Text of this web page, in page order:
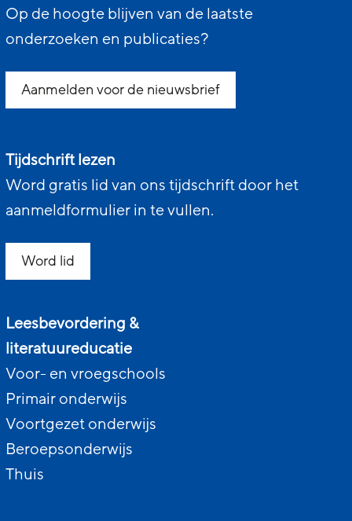
Op de hoogte blijven van de laatste
onderzoeken en publicaties?
Aanmelden voor de nieuwsbrief
Tijdschrift lezen
Word gratis lid van ons tijdschrift door het
aanmeldformulier in te vullen.
Word lid
Leesbevordering &
literatuureducatie
Voor- en vroegschools
Primair onderwijs
Voortgezet onderwijs
Beroepsonderwijs
Thuis